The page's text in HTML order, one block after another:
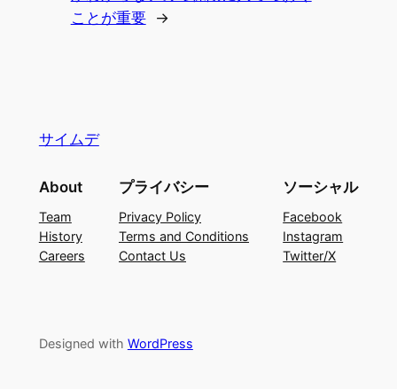
ことが重要
→
サイムデ
About
Team
History
Careers
プライバシー
Privacy Policy
Terms and Conditions
Contact Us
ソーシャル
Facebook
Instagram
Twitter/X
Designed with WordPress